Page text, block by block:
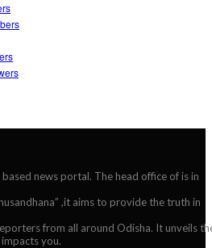
news portal. The head office of is in
,it aims to provide the truth in
from all around Odisha. It unveils
you.